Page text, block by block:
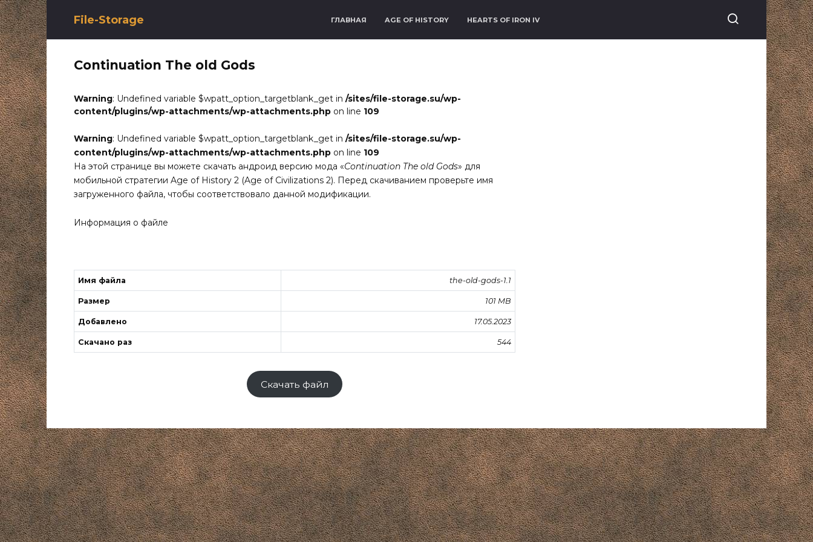
Перейти
к
содержанию
File-Storage ГЛАВНАЯ AGE OF HISTORY HEARTS OF IRON IV
Continuation The old Gods
Warning: Undefined variable $wpatt_option_targetblank_get in /sites/file-storage.su/wp-
content/plugins/wp-attachments/wp-attachments.php on line 109
Warning: Undefined variable $wpatt_option_targetblank_get in /sites/file-storage.su/wp-
content/plugins/wp-attachments/wp-attachments.php on line 109
На этой странице вы можете скачать андроид версию мода «Continuation The old Gods» для
мобильной стратегии Age of History 2 (Age of Civilizations 2). Перед скачиванием проверьте имя
загруженного файла, чтобы соответствовало данной модификации.
Информация о файле
Имя файла the-old-gods-1.1
Размер 101 MB
Добавлено 17.05.2023
Скачано раз 544
Скачать файл